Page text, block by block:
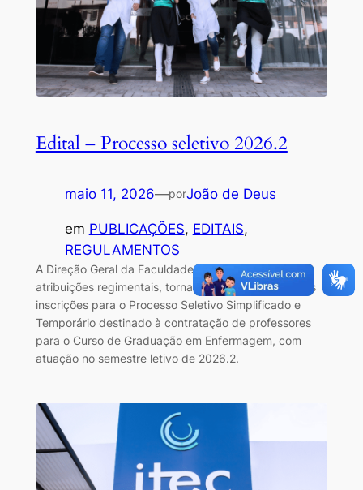
Edital – Processo seletivo 2026.2
maio 11, 2026—porJoão de Deus
em PUBLICAÇÕES, EDITAIS
REGULAMENTOS
A Direção Geral da Faculdade ITEC, no uso de suas
atribuições regimentais, torna pública a abertura das
inscrições para o Processo Seletivo Simplificado e
Temporário destinado à contratação de professores
para o Curso de Graduação em Enfermagem, com
atuação no semestre letivo de 2026.2.